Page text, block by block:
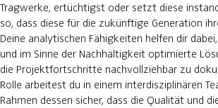
Tragwerke, ertüchtigst oder setzt diese
so, dass diese für die zukünftige Generation
Deine analytischen Fähigkeiten helfen dir
und im Sinne der Nachhaltigkeit optimierte
die Projektfortschritte nachvollziehbar zu
Rolle arbeitest du in einem interdisziplinären
Rahmen dessen sicher, dass die Qualität und